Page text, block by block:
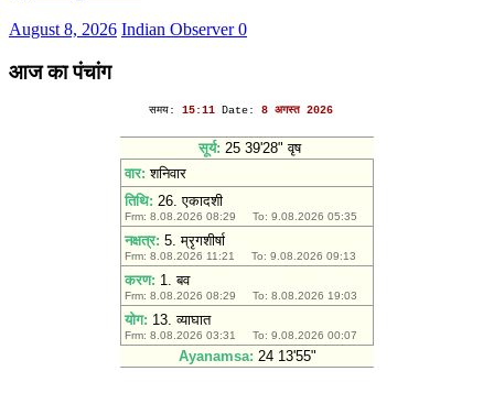
August 8, 2026 Indian Observer0
आज का पंचांग